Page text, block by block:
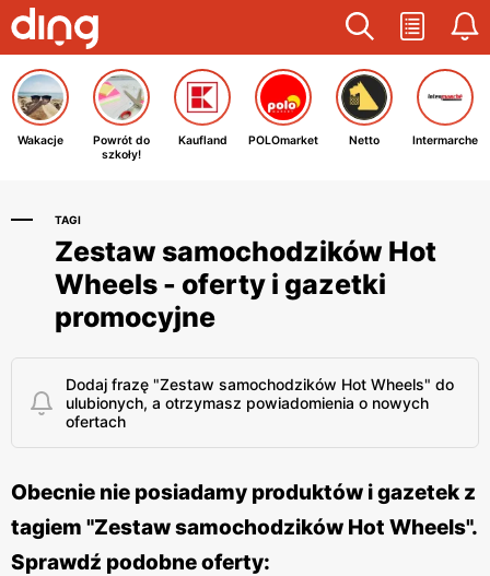
Wakacje
Powrót do
szkoły!
Kaufland POLOmarket Netto Intermarche
TAGI
Zestaw samochodzików Hot
Wheels - oferty i gazetki
promocyjne
Dodaj frazę "Zestaw samochodzików Hot Wheels" do
ulubionych, a otrzymasz powiadomienia o nowych
ofertach
Obecnie nie posiadamy produktów i gazetek z
tagiem "Zestaw samochodzików Hot Wheels".
Sprawdź podobne oferty: